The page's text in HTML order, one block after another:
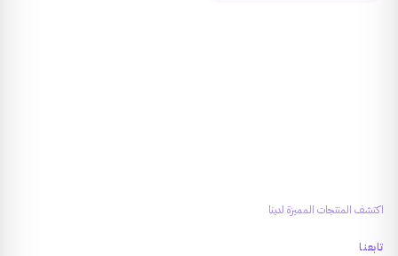
اكتشف المنتجات المميزة لدينا
تابعنا